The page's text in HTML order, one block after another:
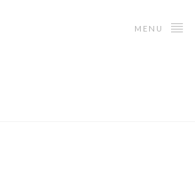
MENU